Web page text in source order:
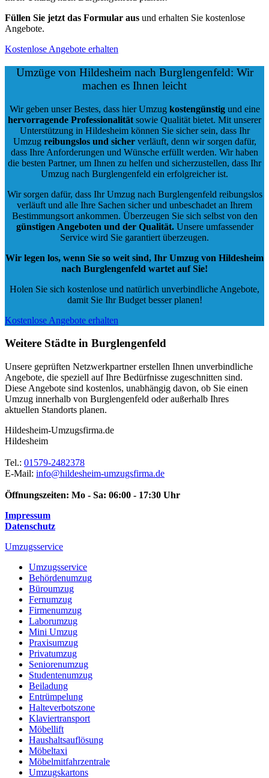
Füllen Sie jetzt das Formular aus und erhalten Sie kostenlose
Angebote.
Kostenlose Angebote erhalten
Umzüge von Hildesheim nach Burglengenfeld: Wir
machen es Ihnen leicht
Wir geben unser Bestes, dass hier Umzug kostengünstigund eine
hervorragende Professionalität sowie Qualität bietet. Mit unserer
Unterstützung in Hildesheim können Sie sicher sein, dass Ihr
Umzug reibungslos und sicherverläuft, denn wir sorgen dafür,
dass Ihre Anforderungen und Wünsche erfüllt werden. Wir haben
die besten Partner, um Ihnen zu helfen und sicherzustellen, dass Ihr
Umzug nach Burglengenfeld ein erfolgreicher ist.
Wir sorgen dafür, dass Ihr Umzug nach Burglengenfeld reibungslos
verläuft und alle Ihre Sachen sicher und unbeschadet an Ihrem
Bestimmungsort ankommen. Überzeugen Sie sich selbst von den
günstigen Angeboten und der Qualität.Unsere umfassender
Service wird Sie garantiert überzeugen.
Wir legen los, wenn Sie so weit sind, Ihr Umzug von Hildesheim
nach Burglengenfeld wartet auf Sie!
Holen Sie sich kostenlose und natürlich unverbindliche Angebote,
damit Sie Ihr Budget besser planen!
Kostenlose Angebote erhalten
Weitere Städte in Burglengenfeld
Unsere geprüften Netzwerkpartner erstellen Ihnen unverbindliche
Angebote, die speziell auf Ihre Bedürfnisse zugeschnitten sind.
Diese Angebote sind kostenlos, unabhängig davon, ob Sie einen
Umzug innerhalb von Burglengenfeld oder außerhalb Ihres
aktuellen Standorts planen.
Hildesheim-Umzugsfirma.de
Hildesheim
Tel.: 01579-2482378
E-Mail: info@hildesheim-umzugsfirma.de
Öffnungszeiten: Mo - Sa: 06:00 - 17:30 Uhr
Impressum
Datenschutz
Umzugsservice
Umzugsservice
Behördenumzug
Büroumzug
Fernumzug
Firmenumzug
Laborumzug
Mini Umzug
Praxisumzug
Privatumzug
Seniorenumzug
Studentenumzug
Beiladung
Entrümpelung
Halteverbotszone
Klaviertransport
Möbellift
Haushaltsauflösung
Möbeltaxi
Möbelmitfahrzentrale
Umzugskartons